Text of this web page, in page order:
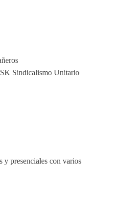
Sindicalismo Unitario
y presenciales con varios